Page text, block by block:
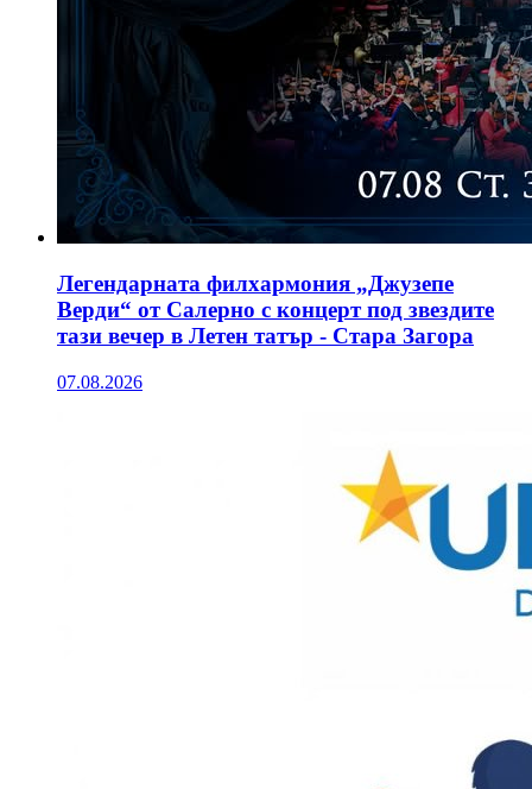
Легендарната филхармония „Джузепе
Верди“ от Салерно с концерт под звездите
тази вечер в Летен татър - Стара Загора
07.08.2026